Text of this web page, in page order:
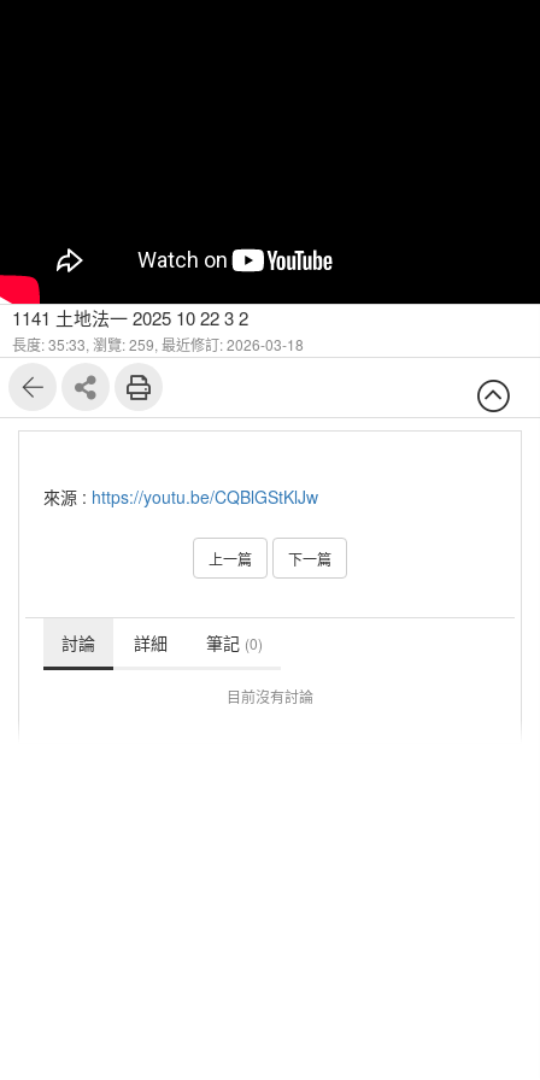
1141 土地法一 2025 10 22 3 2
長度: 35:33, 瀏覽: 259, 最近修訂: 2026-03-18
來源 : https://youtu.be/CQBlGStKlJw
上一篇 下一篇
討論 詳細 筆記 (0)
目前沒有討論